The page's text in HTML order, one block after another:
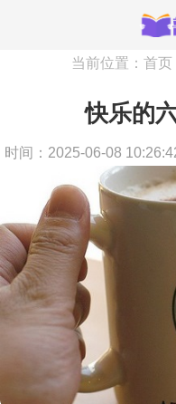
当前位置： 首页
快乐的
时间：2025-06-08